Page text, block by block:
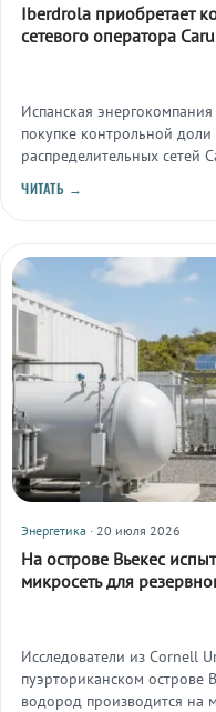
Iberdrola приобретает
сетевого оператора
Испанская
покупке контрольной
распределительных сетей
долговых обязательств.
ЧИТАТЬ →
Энергетика · 20 июля 2026
На острове Вьекес
микросеть для
Исследователи из Cornell
пуэрториканском острове
водород производится на